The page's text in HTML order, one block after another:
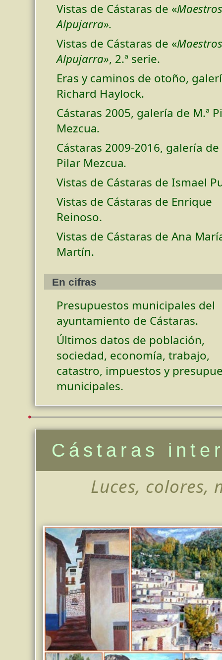
Vistas de Cástaras de «
Alpujarra».
Vistas de Cástaras de «
Alpujarra», 2.ª serie.
Eras y caminos de otoño,
Richard Haylock.
Cástaras 2005, galería de M.ª
Mezcua.
Cástaras 2009-2016, galería de
Pilar Mezcua.
Vistas de Cástaras de Ismael
Vistas de Cástaras de Enrique
Reinoso.
Vistas de Cástaras de Ana
Martín.
En cifras
Presupuestos municipales del
ayuntamiento de Cástaras.
Últimos datos de población,
sociedad, economía, trabajo,
catastro, impuestos y
municipales.
Cástaras
Luces, colores,